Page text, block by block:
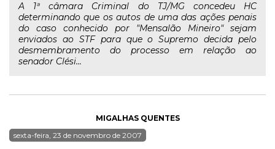
A 1ª câmara Criminal do TJ/MG concedeu HC
determinando que os autos de uma das ações penais
do caso conhecido por "Mensalão Mineiro" sejam
enviados ao STF para que o Supremo decida pelo
desmembramento do processo em relação ao
senador Clési...
MIGALHAS QUENTES
sexta-feira, 23 de novembro de 2007